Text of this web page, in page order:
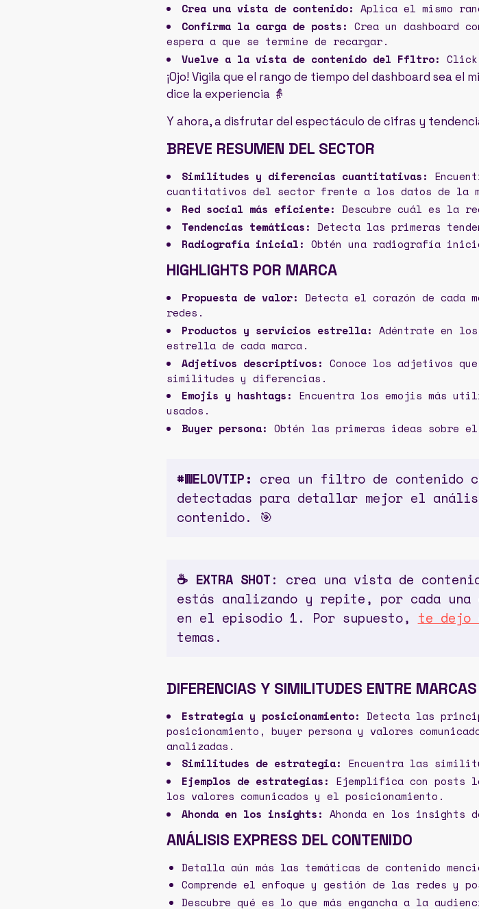
Crea una vista de contenido: Aplica el mismo
Confirma la carga de posts: Crea un dashboard
espera a que se termine de recargar.
Vuelve a la vista de contenido del Ffltro:
¡Ojo! Vigila que el rango de tiempo del dashboard sea el
dice la experiencia 👵
Y ahora, a disfrutar del espectáculo de cifras y
BREVE RESUMEN DEL SECTOR
Similitudes y diferencias cuantitativas:
cuantitativos del sector frente a los datos de la
Red social más eficiente: Descubre cuál es la
Tendencias temáticas: Detecta las primeras
Radiografía inicial: Obtén una radiografía
HIGHLIGHTS POR MARCA
Propuesta de valor: Detecta el corazón de cada
redes.
Productos y servicios estrella: Adéntrate en
estrella de cada marca.
Adjetivos descriptivos: Conoce los adjetivos
similitudes y diferencias.
Emojis y hashtags: Encuentra los emojis más
usados.
Buyer persona: Obtén las primeras ideas sobre el
#WELOVTIP: crea un filtro de contenido
detectadas para detallar mejor el
contenido. 🎯
☕️ EXTRA SHOT: crea una vista de
estás analizando y repite, por cada
en el episodio 1. Por supuesto, te dejo
temas.
DIFERENCIAS Y SIMILITUDES ENTRE MARCAS
Estrategia y posicionamiento: Detecta las
posicionamiento, buyer persona y valores
analizadas.
Similitudes de estrategia: Encuentra las
Ejemplos de estrategias: Ejemplifica con posts
los valores comunicados y el posicionamiento.
Ahonda en los insights: Ahonda en los insights
ANÁLISIS EXPRESS DEL CONTENIDO
Detalla aún más las temáticas de contenido
Comprende el enfoque y gestión de las redes y
Descubre qué es lo que más engancha a la